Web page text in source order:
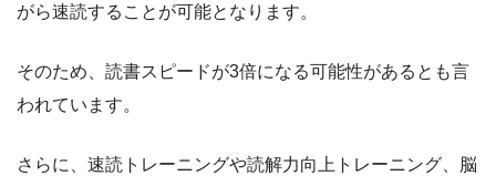
がら速読することが可能となります。
そのため、読書スピードが3倍になる可能性があるとも言
われています。
さらに、速読トレーニングや読解力向上トレーニング、脳